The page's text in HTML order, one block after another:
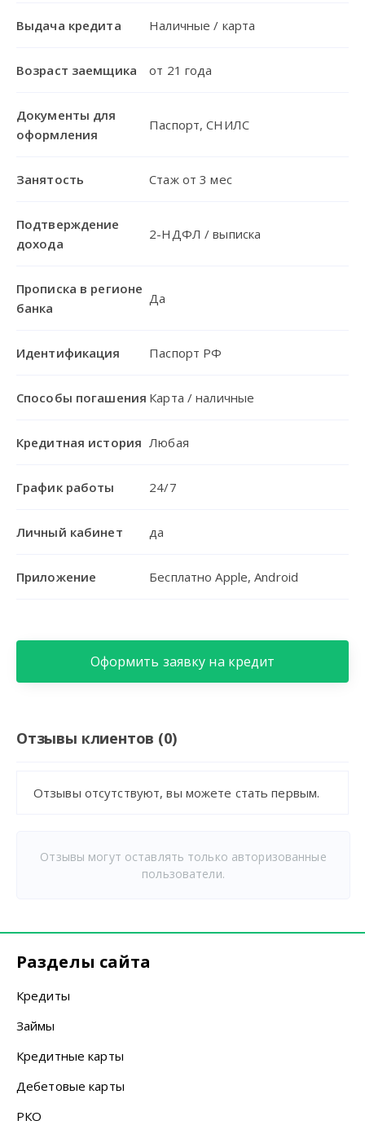
Выдача кредита Наличные / карта
Возраст заемщика от 21 года
Документы для
оформления
Паспорт, СНИЛС
Занятость Стаж от 3 мес
Подтверждение
дохода
2-НДФЛ / выписка
Прописка в регионе
банка
Да
Идентификация Паспорт РФ
Способы погашения Карта / наличные
Кредитная история Любая
График работы 24/7
Личный кабинет да
Приложение Бесплатно Apple, Android
Оформить заявку на кредит
Отзывы клиентов (0)
Отзывы отсутствуют, вы можете стать первым.
Отзывы могут оставлять только авторизованные
пользователи.
Разделы сайта
Кредиты
Займы
Кредитные карты
Дебетовые карты
РКО